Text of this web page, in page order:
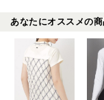
あなたにオススメの商